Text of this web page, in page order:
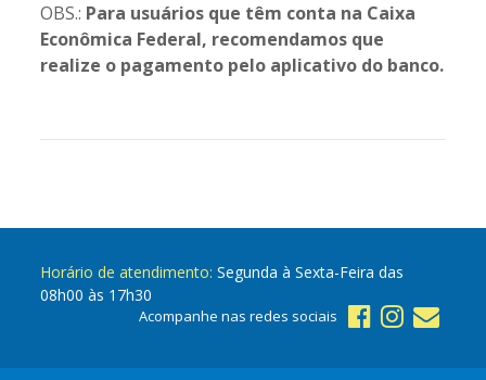
OBS.: Para usuários que têm conta na Caixa
Econômica Federal, recomendamos que
realize o pagamento pelo aplicativo do banco.
Horário de atendimento: Segunda à Sexta-Feira das
08h00 às 17h30
Acompanhe nas redes sociais